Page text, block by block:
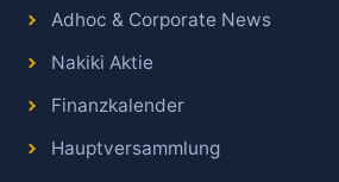
Adhoc & Corporate News
Nakiki Aktie
Finanzkalender
Hauptversammlung